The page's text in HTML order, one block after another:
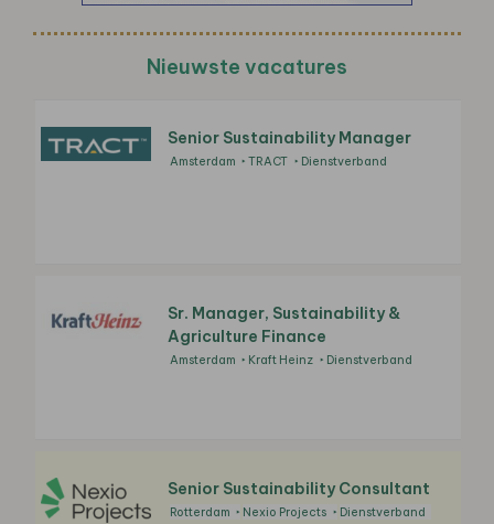
Nieuwste vacatures
Senior Sustainability Manager
Amsterdam TRACT Dienstverband
Sr. Manager, Sustainability &
Agriculture Finance
Amsterdam Kraft Heinz Dienstverband
Senior Sustainability Consultant
Rotterdam Nexio Projects Dienstverband